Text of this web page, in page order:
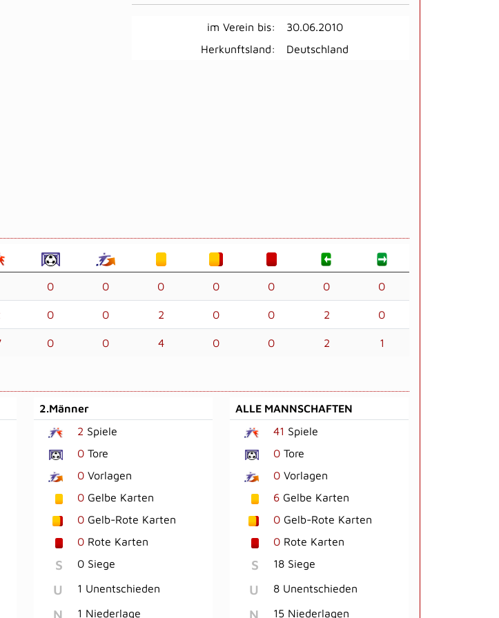
im Verein bis:
30.06.2010
Herkunftsland:
Deutschland
0 0 0 0 0 0 0
0 0 2 0 0 2 0
0 0 4 0 0 2 1
2.Männer
2 Spiele
0Tore
0Vorlagen
0Gelbe Karten
0Gelb-Rote Karten
0Rote Karten
S 0 Siege
U 1 Unentschieden
N 1 Niederlage
ALLE MANNSCHAFTEN
41 Spiele
0Tore
0Vorlagen
6Gelbe Karten
0Gelb-Rote Karten
0Rote Karten
S 18 Siege
U 8 Unentschieden
N 15 Niederlagen